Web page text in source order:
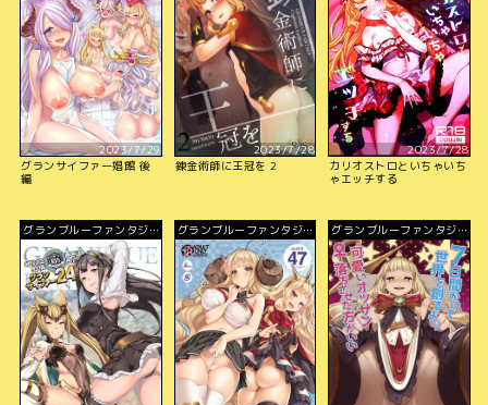
2023/7/29
グランサイファー娼館 後
編
2023/7/28
錬金術師に王冠を 2
2023/7/28
カリオストロといちゃいち
ゃエッチする
グランブルーファンタジ
ー
グランブルーファンタジ
ー
グランブルーファンタジ
ー